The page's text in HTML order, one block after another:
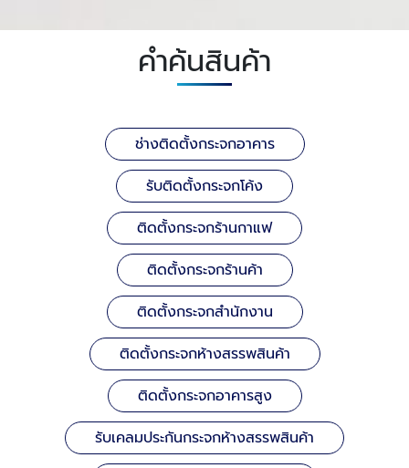
คำค้นสินค้า
ช่างติดตั้งกระจกอาคาร
รับติดตั้งกระจกโค้ง
ติดตั้งกระจกร้านกาแฟ
ติดตั้งกระจกร้านค้า
ติดตั้งกระจกสำนักงาน
ติดตั้งกระจกห้างสรรพสินค้า
ติดตั้งกระจกอาคารสูง
รับเคลมประกันกระจกห้างสรรพสินค้า